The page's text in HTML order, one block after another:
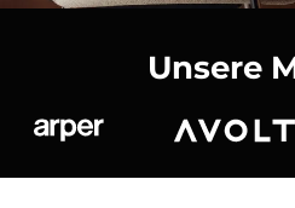
Unsere